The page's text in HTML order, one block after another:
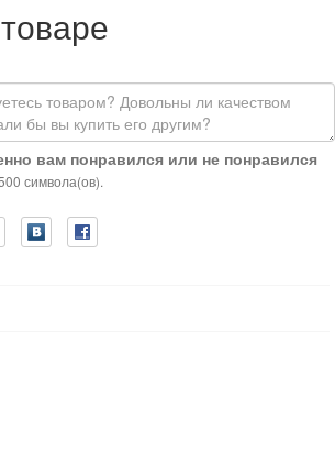
вам понравился или не понравился
символа(ов).